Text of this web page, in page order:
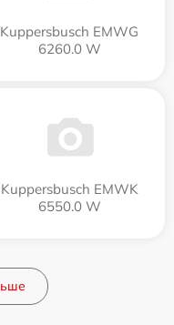
Kuppersbusch EMWG
6260.0 W
Kuppersbusch EMWK
6550.0 W